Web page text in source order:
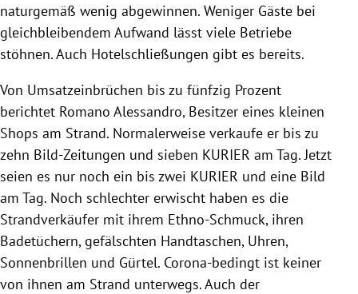
naturgemäß wenig abgewinnen. Weniger Gäste bei
gleichbleibendem Aufwand lässt viele Betriebe
stöhnen. Auch Hotelschließungen gibt es bereits.
Von Umsatzeinbrüchen bis zu fünfzig Prozent
berichtet Romano Alessandro, Besitzer eines kleinen
Shops am Strand. Normalerweise verkaufe er bis zu
zehn Bild-Zeitungen und sieben KURIER am Tag. Jetzt
seien es nur noch ein bis zwei KURIER und eine Bild
am Tag. Noch schlechter erwischt haben es die
Strandverkäufer mit ihrem Ethno-Schmuck, ihren
Badetüchern, gefälschten Handtaschen, Uhren,
Sonnenbrillen und Gürtel. Corona-bedingt ist keiner
von ihnen am Strand unterwegs. Auch der